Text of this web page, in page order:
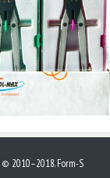
© 2010–2018. Form-S